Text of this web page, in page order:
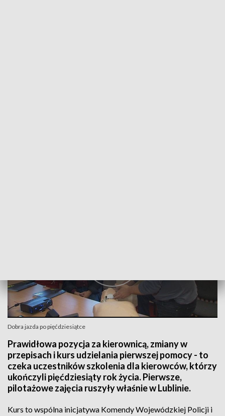
Dobra jazda po pięćdziesiątce
Prawidłowa pozycja za kierownicą, zmiany w
przepisach i kurs udzielania pierwszej pomocy - to
czeka uczestników szkolenia dla kierowców, którzy
ukończyli pięćdziesiąty rok życia. Pierwsze,
pilotażowe zajęcia ruszyły właśnie w Lublinie.
Kurs to wspólna inicjatywa Komendy Wojewódzkiej Policji i